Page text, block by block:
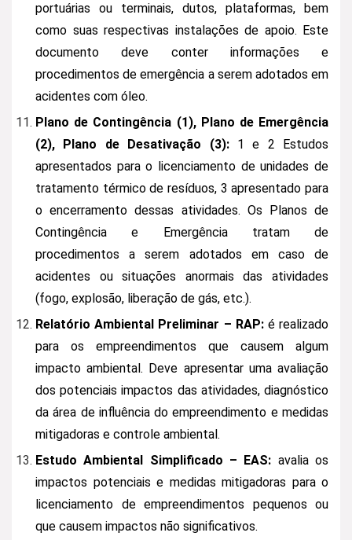
portuárias ou terminais, dutos, plataformas, bem
como suas respectivas instalações de apoio. Este
documento deve conter informações e
procedimentos de emergência a serem adotados em
acidentes com óleo.
Plano de Contingência (1), Plano de Emergência
(2), Plano de Desativação (3):1 e 2 Estudos
apresentados para o licenciamento de unidades de
tratamento térmico de resíduos, 3 apresentado para
o encerramento dessas atividades. Os Planos de
Contingência e Emergência tratam de
procedimentos a serem adotados em caso de
acidentes ou situações anormais das atividades
(fogo, explosão, liberação de gás, etc.).
Relatório Ambiental Preliminar – RAP:é realizado
para os empreendimentos que causem algum
impacto ambiental. Deve apresentar uma avaliação
dos potenciais impactos das atividades, diagnóstico
da área de influência do empreendimento e medidas
mitigadoras e controle ambiental.
Estudo Ambiental Simplificado – EAS: avalia os
impactos potenciais e medidas mitigadoras para o
licenciamento de empreendimentos pequenos ou
que causem impactos não significativos.